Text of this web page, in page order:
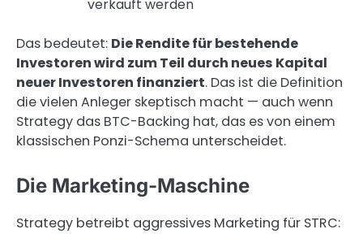
verkauft werden
Das bedeutet: Die Rendite für bestehende
Investoren wird zum Teil durch neues Kapital
neuer Investoren finanziert. Das ist die Definition
die vielen Anleger skeptisch macht — auch wenn
Strategy das BTC-Backing hat, das es von einem
klassischen Ponzi-Schema unterscheidet.
Die Marketing-Maschine
Strategy betreibt aggressives Marketing für STRC: